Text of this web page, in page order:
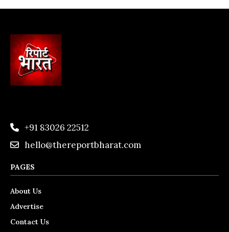
+91 83026 22512
hello@thereportbharat.com
PAGES
About Us
Advertise
Contact Us